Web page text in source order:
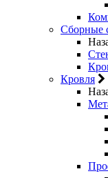
Сборные
Кровля